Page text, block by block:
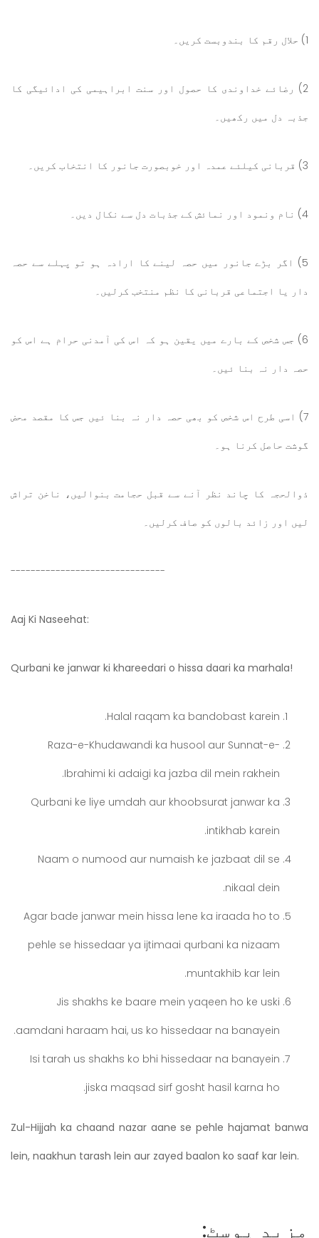
1) حلال رقم کا بندوبست کریں۔
2) رضائے خداوندی کا حصول اور سنت ابراہیمی کی ادائیگی کا
جذبہ دل میں رکھیں۔
3) قربانی کیلئے عمدہ اور خوبصورت جانور کا انتخاب کریں۔
4) نام ونمود اور نمائش کے جذبات دل سے نکال دیں۔
5) اگر بڑے جانور میں حصہ لینے کا ارادہ ہو تو پہلے سے حصہ
دار یا اجتماعی قربانی کا نظم منتخب کرلیں۔
6) جس شخص کے بارے میں یقین ہو کہ اس کی آمدنی حرام ہے اس کو
حصہ دار نہ بنا ئیں۔
7) اسی طرح اس شخص کو بھی حصہ دار نہ بنا ئیں جس کا مقصد محض
گوشت حاصل کرنا ہو۔
ذوالحجہ کا چاند نظر آنے سے قبل حجامت بنوالیں، ناخن تراش
لیں اور زائد بالوں کو صاف کرلیں۔
-------------------------------
Aaj Ki Naseehat:
Qurbani ke janwar ki khareedari o hissa daari ka marhala!
Halal raqam ka bandobast karein.
Raza-e-Khudawandi ka husool aur Sunnat-e-
Ibrahimi ki adaigi ka jazba dil mein rakhein.
Qurbani ke liye umdah aur khoobsurat janwar ka
intikhab karein.
Naam o numood aur numaish ke jazbaat dil se
nikaal dein.
Agar bade janwar mein hissa lene ka iraada ho to
pehle se hissedaar ya ijtimaai qurbani ka nizaam
muntakhib kar lein.
Jis shakhs ke baare mein yaqeen ho ke uski
aamdani haraam hai, us ko hissedaar na banayein.
Isi tarah us shakhs ko bhi hissedaar na banayein
jiska maqsad sirf gosht hasil karna ho.
Zul-Hijjah ka chaand nazar aane se pehle hajamat banwa
lein, naakhun tarash lein aur zayed baalon ko saaf kar lein.
مزید پوسٹ: